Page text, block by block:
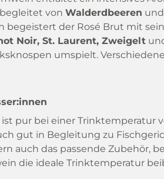
begleitet von Walderdbeeren
begeistert der Rosé Brut mit
Noir, St. Laurent, Zweigelt
umspielt.
pur bei einer Trinktemperatur
gut in Begleitung zu
auch das passende Zubehör,
die ideale Trinktemperatur